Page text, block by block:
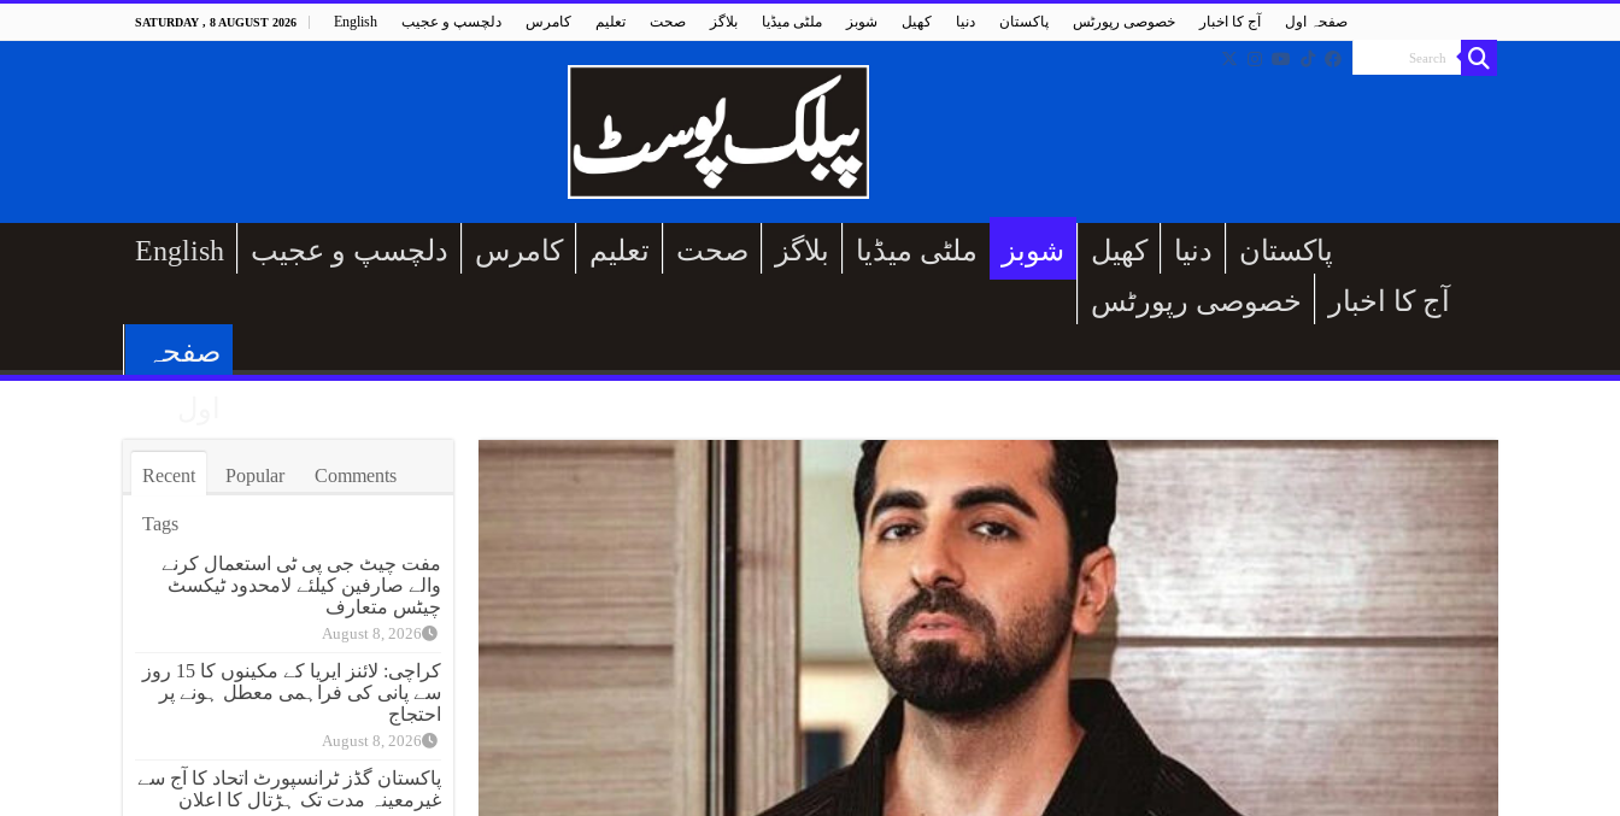
SATURDAY , 8 AUGUST 2026 English دلچسپ و عجیب کامرس تعلیم صحت بلاگز ملٹی میڈیا شوبز کھیل دنیا پاکستان خصوصی رپورٹس آج کا اخبار صفحہ اول
English دلچسپ و عجیب کامرس تعلیم صحت بلاگز ملٹی میڈیا شوبز کھیل دنیا
پاکستان
خصوصی رپورٹس
آج کا اخبار
صفحہ
Recent Popular Comments
Tags
مفت چیٹ جی پی ٹی استعمال کرنے
والے صارفین کیلئے لامحدود ٹیکسٹ
چیٹس متعارف
August 8, 2026
کراچی: لائنز ایریا کے مکینوں کا 15 روز
سے پانی کی فراہمی معطل ہونے پر
احتجاج
August 8, 2026
پاکستان گڈز ٹرانسپورٹ اتحاد کا آج سے
غیرمعینہ مدت تک ہڑتال کا اعلان